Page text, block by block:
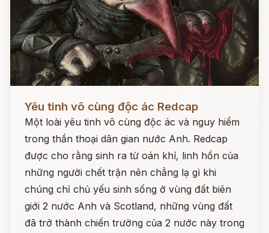
Yêu tinh vô cùng độc ác Redcap
Một loài yêu tinh vô cùng độc ác và nguy hiểm
trong thần thoại dân gian nước Anh. Redcap
được cho rằng sinh ra từ oán khí, linh hồn của
những người chết trận nên chẳng lạ gì khi
chúng chỉ chủ yếu sinh sống ở vùng đất biên
giới 2 nước Anh và Scotland, những vùng đất
đã trở thành chiến trường của 2 nước này trong